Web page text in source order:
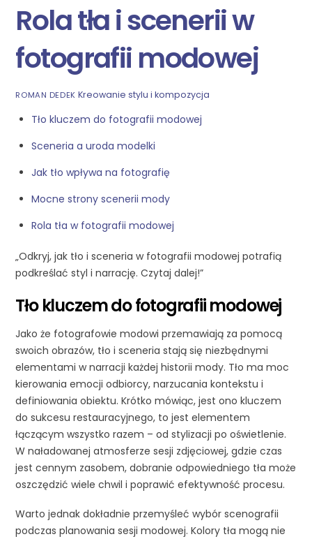
Rola tła i scenerii w
fotografii modowej
ROMAN DEDEK Kreowanie stylu i kompozycja
Tło kluczem do fotografii modowej
Sceneria a uroda modelki
Jak tło wpływa na fotografię
Mocne strony scenerii mody
Rola tła w fotografii modowej
„Odkryj, jak tło i sceneria w fotografii modowej potrafią
podkreślać styl i narrację. Czytaj dalej!”
Tło kluczem do fotografii modowej
Jako że fotografowie modowi przemawiają za pomocą
swoich obrazów, tło i sceneria stają się niezbędnymi
elementami w narracji każdej historii mody. Tło ma moc
kierowania emocji odbiorcy, narzucania kontekstu i
definiowania obiektu. Krótko mówiąc, jest ono kluczem
do sukcesu restauracyjnego, to jest elementem
łączącym wszystko razem – od stylizacji po oświetlenie.
W naładowanej atmosferze sesji zdjęciowej, gdzie czas
jest cennym zasobem, dobranie odpowiedniego tła może
oszczędzić wiele chwil i poprawić efektywność procesu.
Warto jednak dokładnie przemyśleć wybór scenografii
podczas planowania sesji modowej. Kolory tła mogą nie